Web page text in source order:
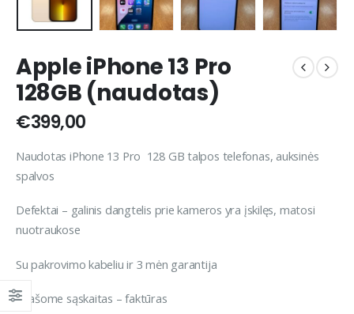
Apple iPhone 13 Pro
128GB (naudotas)
€399,00
Naudotas iPhone 13 Pro 128 GB talpos telefonas, auksinės
spalvos
Defektai – galinis dangtelis prie kameros yra įskilęs, matosi
nuotraukose
Su pakrovimo kabeliu ir 3 mėn garantija
Išrašome sąskaitas – faktūras